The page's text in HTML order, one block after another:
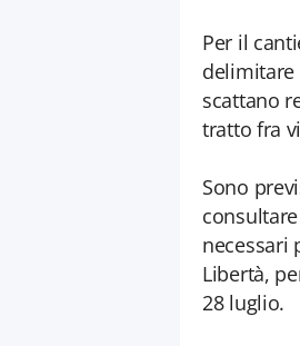
Per il
delimitare
scattano
tratto fra
Sono
consultare
necessari
Libertà,
28 luglio.